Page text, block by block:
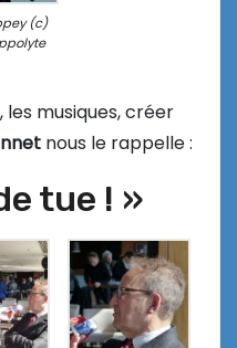
(c)
musiques, créer
nous le rappelle :
tue ! »